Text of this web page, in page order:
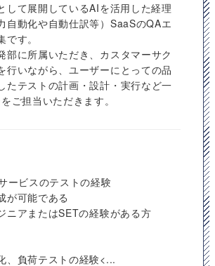
して展開しているAIを活用した経理
自動化や自動仕訳等）SaaSのQAエ
す。
部に所属いただき、カスタマーサク
行いながら、ユーザーにとっての品
たテストの計画・設計・実行など一
ご担当いただきます。
ービスのテストの経験
が可能である
ニアまたはSETの経験がある方
、負荷テストの経験<...